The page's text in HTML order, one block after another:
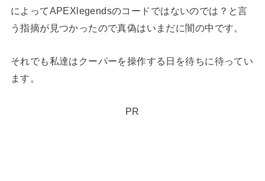
によってAPEXlegendsのコードではないのでは？と言
う指摘が見つかったので真偽はいまだに闇の中です。
それでも私達はクーパーを操作する日を待ちに待ってい
ます。
PR